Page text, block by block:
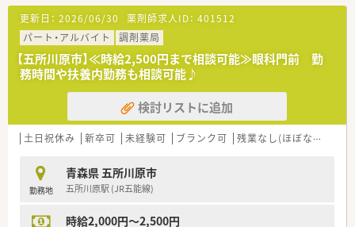
【法人特徴について】
■東北3県を中心に展開する大手グループの一員であり、上場企
業ならではの充実した福利厚生が大きな魅力です。
■迅速かつ正確な調剤をモットーに掲げ、最新機材の導入による
安全な医療提供と人材育成に力を入れています。
■調剤業務に専念できるよう品出し作業は薬剤師が行わない方
針を徹底し、専門職としての職責を全うできます。
【こんな方にオススメ】
■調剤業務に専念できる環境で、品出しなどの雑務から解放され
■残業時間を抑えつつ、上場企業グループならではの高年収と手
厚い福利厚生を同時に手に入れたい方に最適です。
■患者様を「お客様」として捉える高いホスピタリティを持ち、
更新日： 2026/06/30 薬剤師求人ID： 401512
パート・アルバイト
調剤薬局
【五所川原市】≪時給2,500円まで相談可能≫眼科門前 勤
務時間や扶養内勤務も相談可能♪
検討リストに追加
土日祝休み 新卒可 未経験可 ブランク可 残業なし(ほぼなし含む)
勤務地
青森県 五所川原市
五所川原駅 (JR五能線)
時給2,000円～2,500円